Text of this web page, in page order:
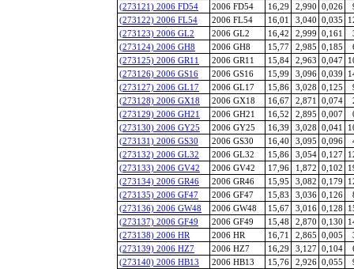
(273121) 2006 FD54
2006 FD54 16,29 2,990 0,026
(273122) 2006 FL54
2006 FL54 16,01 3,040 0,035
(273123) 2006 GL2
2006 GL2 16,42 2,999 0,161
(273124) 2006 GH8
2006 GH8 15,77 2,985 0,185
(273125) 2006 GR11
2006 GR11 15,84 2,963 0,047
(273126) 2006 GS16
2006 GS16 15,99 3,096 0,039
(273127) 2006 GL17
2006 GL17 15,86 3,028 0,125
(273128) 2006 GX18
2006 GX18 16,67 2,871 0,074
(273129) 2006 GH21
2006 GH21 16,52 2,895 0,007
(273130) 2006 GY25
2006 GY25 16,39 3,028 0,041
(273131) 2006 GS30
2006 GS30 16,40 3,095 0,096
(273132) 2006 GL32
2006 GL32 15,86 3,054 0,127
(273133) 2006 GV42
2006 GV42 17,96 1,872 0,102
(273134) 2006 GR46
2006 GR46 15,95 3,082 0,179
(273135) 2006 GF47
2006 GF47 15,83 3,036 0,126
(273136) 2006 GW48
2006 GW48 15,67 3,016 0,128
(273137) 2006 GF49
2006 GF49 15,48 2,870 0,130
(273138) 2006 HR
2006 HR 16,71 2,865 0,005
(273139) 2006 HZ7
2006 HZ7 16,29 3,127 0,104
(273140) 2006 HB13
2006 HB13 15,76 2,926 0,055